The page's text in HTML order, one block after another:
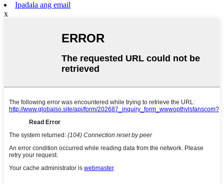
Ipadala ang email
x